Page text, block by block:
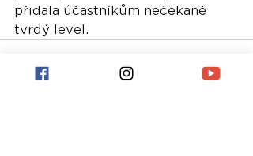
přidala účastníkům nečekaně
tvrdý level.